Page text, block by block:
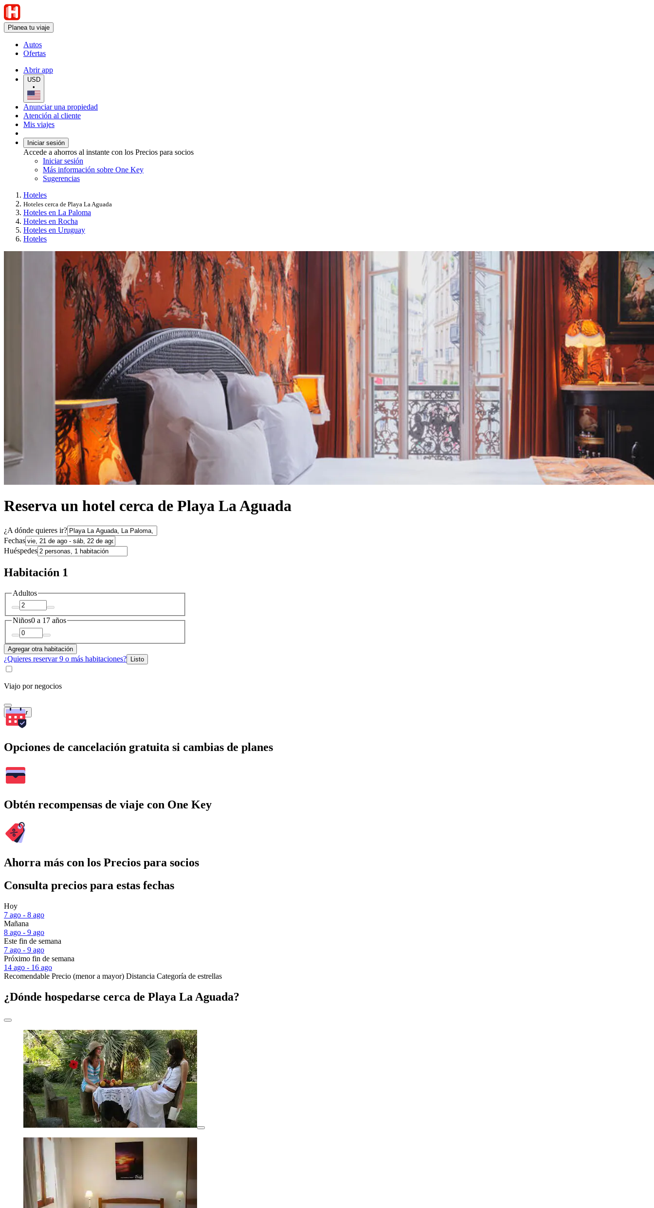
Planea tu viaje
Autos
Ofertas
Abrir app
USD
•
Anunciar una propiedad
Atención al cliente
Mis viajes
Iniciar sesión
Accede a ahorros al instante con los Precios para socios
Iniciar sesión
Más información sobre One Key
Sugerencias
Hoteles
Hoteles cerca de Playa La Aguada
Hoteles en La Paloma
Hoteles en Rocha
Hoteles en Uruguay
Hoteles
Reserva un hotel cerca de Playa La Aguada
¿A dónde quieres ir?
Fechas
Huéspedes
Habitación 1
Adultos
Niños0 a 17 años
Agregar otra habitación
¿Quieres reservar 9 o más habitaciones? Listo
Viajo por negocios
Buscar
Opciones de cancelación gratuita si cambias de planes
Obtén recompensas de viaje con One Key
Ahorra más con los Precios para socios
Consulta precios para estas fechas
Hoy
7 ago - 8 ago
Mañana
8 ago - 9 ago
Este fin de semana
7 ago - 9 ago
Próximo fin de semana
14 ago - 16 ago
Recomendable Precio (menor a mayor) Distancia Categoría de estrellas
¿Dónde hospedarse cerca de Playa La Aguada?